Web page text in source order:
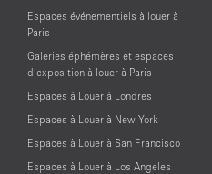
Espaces événementiels à louer à
Paris
Galeries éphémères et espaces
d’exposition à louer à Paris
Espaces à Louer à Londres
Espaces à Louer à New York
Espaces à Louer à San Francisco
Espaces à Louer à Los Angeles